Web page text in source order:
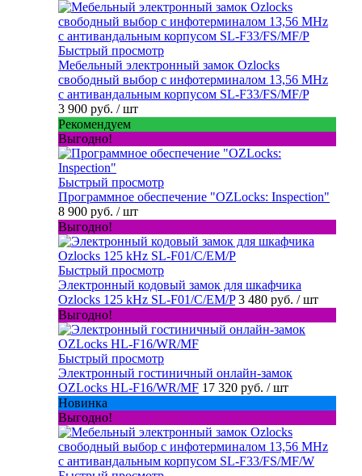
Быстрый просмотр
Мебельный электронный замок Ozlocks
свободный выбор с инфотерминалом 13,56 MHz
с антивандальным корпусом SL-F33/FS/MF/P
3 900 руб. / шт
Рекомендуем
Выгодно!
Быстрый просмотр
Программное обеспечение "OZLocks: Inspection"
8 900 руб. / шт
Выгодно!
Быстрый просмотр
Электронный кодовый замок для шкафчика
Ozlocks 125 kHz SL-F01/C/EM/P 3 480 руб. / шт
Выгодно!
Быстрый просмотр
Электронный гостиничный онлайн-замок
OZLocks HL-F16/WR/MF 17 320 руб. / шт
Новинка
Выгодно!